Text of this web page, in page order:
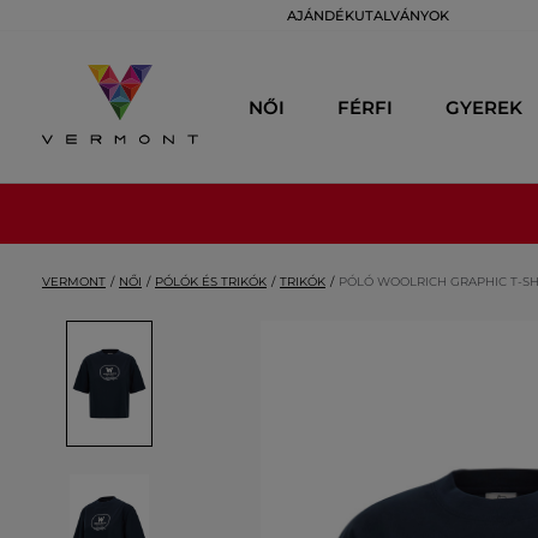
AJÁNDÉKUTALVÁNYOK
NŐI FÉRFI GYEREK
VERMONT NŐI PÓLÓK ÉS TRIKÓK TRIKÓK PÓLÓ WOOLRICH GRAPHIC T-